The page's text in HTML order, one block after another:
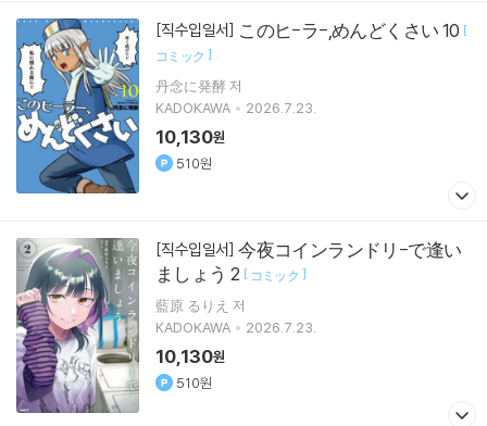
[직수입일서] このヒ-ラ-,めんどくさい 10 [
コミック ]
丹念に発酵 저
KADOKAWA
2026.7.23.
10,130원
510원
[직수입일서] 今夜コインランドリ-で逢い
ましょう 2 [ コミック ]
藍原 るりえ 저
KADOKAWA
2026.7.23.
10,130원
510원